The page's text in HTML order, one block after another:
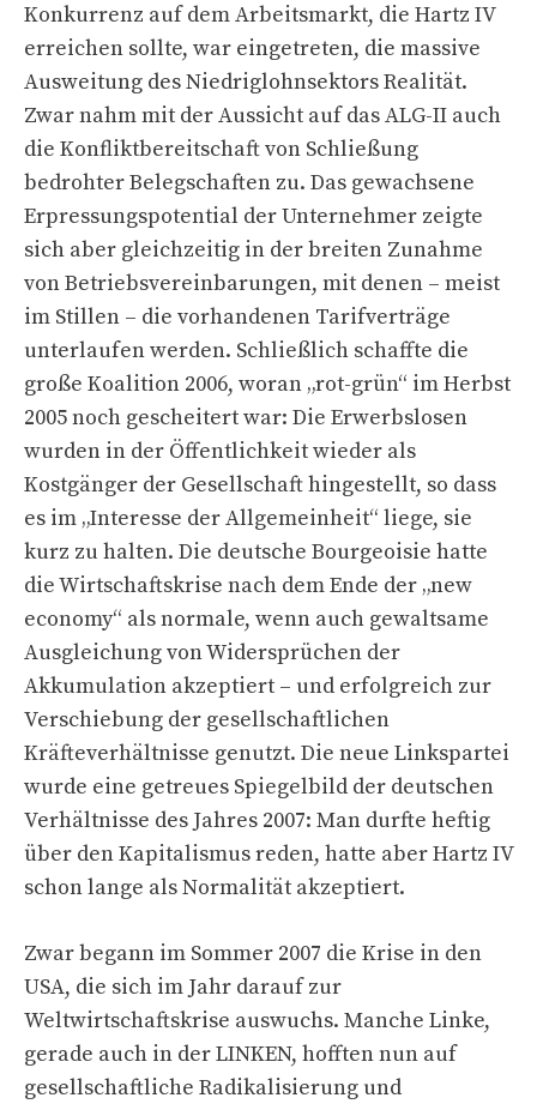
Konkurrenz auf dem Arbeitsmarkt, die Hartz IV
erreichen sollte, war eingetreten, die massive
Ausweitung des Niedriglohnsektors Realität.
Zwar nahm mit der Aussicht auf das ALG-II auch
die Konfliktbereitschaft von Schließung
bedrohter Belegschaften zu. Das gewachsene
Erpressungspotential der Unternehmer zeigte
sich aber gleichzeitig in der breiten Zunahme
von Betriebsvereinbarungen, mit denen – meist
im Stillen – die vorhandenen Tarifverträge
unterlaufen werden. Schließlich schaffte die
große Koalition 2006, woran „rot-grün“ im Herbst
2005 noch gescheitert war: Die Erwerbslosen
wurden in der Öffentlichkeit wieder als
Kostgänger der Gesellschaft hingestellt, so dass
es im „Interesse der Allgemeinheit“ liege, sie
kurz zu halten. Die deutsche Bourgeoisie hatte
die Wirtschaftskrise nach dem Ende der „new
economy“ als normale, wenn auch gewaltsame
Ausgleichung von Widersprüchen der
Akkumulation akzeptiert – und erfolgreich zur
Verschiebung der gesellschaftlichen
Kräfteverhältnisse genutzt. Die neue Linkspartei
wurde eine getreues Spiegelbild der deutschen
Verhältnisse des Jahres 2007: Man durfte heftig
über den Kapitalismus reden, hatte aber Hartz IV
schon lange als Normalität akzeptiert.
Zwar begann im Sommer 2007 die Krise in den
USA, die sich im Jahr darauf zur
Weltwirtschaftskrise auswuchs. Manche Linke,
gerade auch in der LINKEN, hofften nun auf
gesellschaftliche Radikalisierung und